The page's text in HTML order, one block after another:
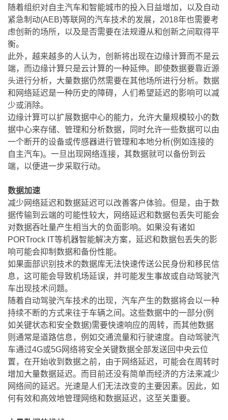
随着组织对自主汽车和智能城市的投入日益增加，以及自动
紧急制动(AEB)等联网的汽车技术的发展，2018年也需要考
虑创新的场所，以及是否需要在法规遵从和创新之间取得平
衡。
此外，越来越多的人认为，创新将出现在边缘计算而不是云
端，而边缘计算只是云计算的一种延伸。即使数据要靠近源
头进行分析，大量数据仍然需要在其他场所进行分析。数据
和网络延迟是一种历史的障碍，人们希望延迟的影响可以减
少或消除。
边缘计算可以扩展数据中心的能力，允许大量规模较小的数
据中心来存储、管理和分析数据，同时允许一些数据可以由
一个断开的设备或传感器进行管理和本地分析(例如连接的
自主汽车)。一旦出现网络连接，其数据就可以备份到云
端，以便进一步采取行动。
数据加速
减少网络延迟和数据延迟可以改善客户体验。但是，由于数
据传输到云端的可能性较大，网络延迟和数据包丢失可能会
对数据吞吐量产生相当大的负面影响。如果没有诸如
PORTrock IT等机器智能解决方案，延迟和数据包丢失的影
响可能会抑制数据和备份性能。
如果面部识别技术的数据库无法快速传送公民身份和移民信
息，这可能会导致机场延误，并可能发生事故或自动驾驶汽
车出现技术问题。
随着自动驾驶汽车技术的出现，汽车产生的数据将会以一种
持续不断的方式来往于车辆之间。这些数据中的一部分(例
如关键状态和安全数据)需要快速响应的周转，而其他数据
则通常是道路信息，例如交通流量和行驶速度。自动驾驶汽
车通过4G或5G网络将安全关键数据全部发送回中央云位
置，在开始收到数据之前，由于网络延迟，可能会在周转时
增加大量数据延迟。而目前还没有简单而经济的方法来减少
网络间的延迟。光速是人们无法改变的主要因素。因此，如
何有效和高效地管理网络和数据延迟，这至关重要。